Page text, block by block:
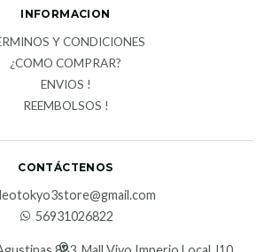
INFORMACION
Y CONDICIONES
¿COMO COMPRAR?
ENVIOS !
REEMBOLSOS !
CONTÁCTENOS
56931026822